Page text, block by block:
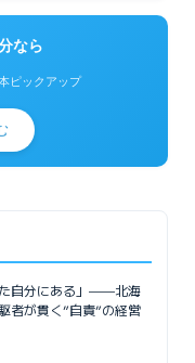
なら
ピックアップ
た自分にある」——北海
者が貫く”自責”の経営